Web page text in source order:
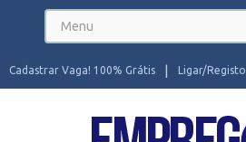
Ligar/Registo
Cadastrar Vaga! 100% Grátis